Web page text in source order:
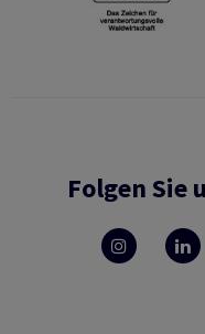
Folgen Sie